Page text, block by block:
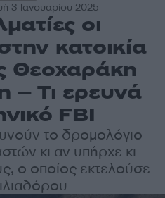
3 Ιανουαρίου 2025
οι
κατοικία
Θεοχαράκη
– Τι ερευνά
FBI
το δρομολόγιο
κι αν υπήρχε κι
ο οποίος εκτελούσε